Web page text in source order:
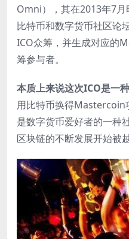
Omni），其在2013年7
比特币和数字货币社区论
ICO众筹，并生成对应的
筹参与者。
本质上来说这次ICO是一
用比特币换得Mastercoin
是数字货币爱好者的一种
区块链的不断发展开始被